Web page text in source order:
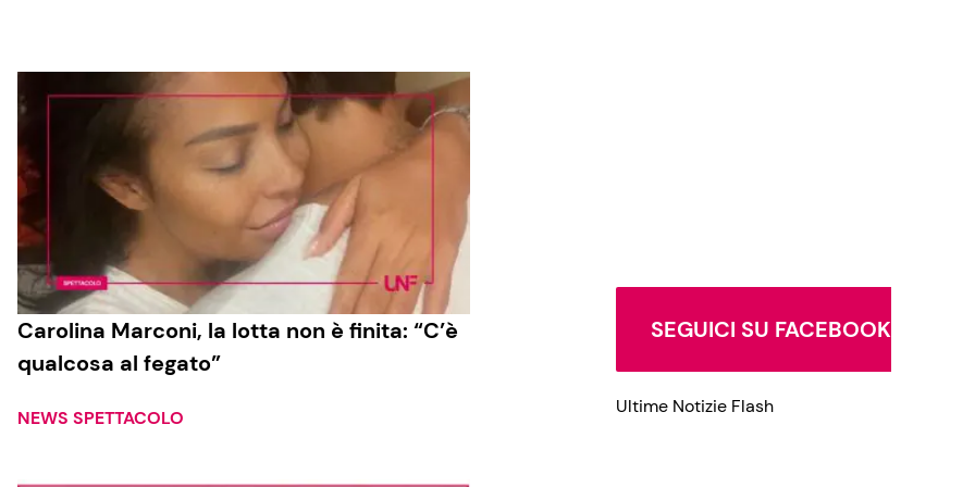
Cucina e Ricette
Consigli di Cucina
Le Ricette in TV
Primi Piatti
Ricette Facili e Veloci
Carolina Marconi, la lotta non è finita: “C’è
qualcosa al fegato”
NEWS SPETTACOLO
SEGUICI SU FACEBOOK
Ultime Notizie Flash